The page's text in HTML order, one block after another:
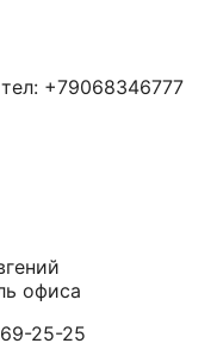
+79068346777
офиса
25-25